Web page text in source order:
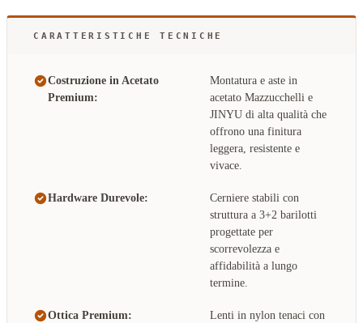
CARATTERISTICHE TECNICHE
Costruzione in Acetato
Premium:
Montatura e aste in
acetato Mazzucchelli e
JINYU di alta qualità che
offrono una finitura
leggera, resistente e
vivace.
Hardware Durevole:
Cerniere stabili con
struttura a 3+2 barilotti
progettate per
scorrevolezza e
affidabilità a lungo
termine.
Ottica Premium:
Lenti in nylon tenaci con